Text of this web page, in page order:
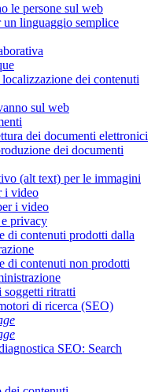
le persone sul web
linguaggio semplice
dei contenuti
sul web
dei documenti elettronici
dei documenti
(alt text) per le immagini
i video
i video
privacy
di contenuti prodotti dalla
di contenuti non prodotti
soggetti ritratti
di ricerca (SEO)
SEO: Search